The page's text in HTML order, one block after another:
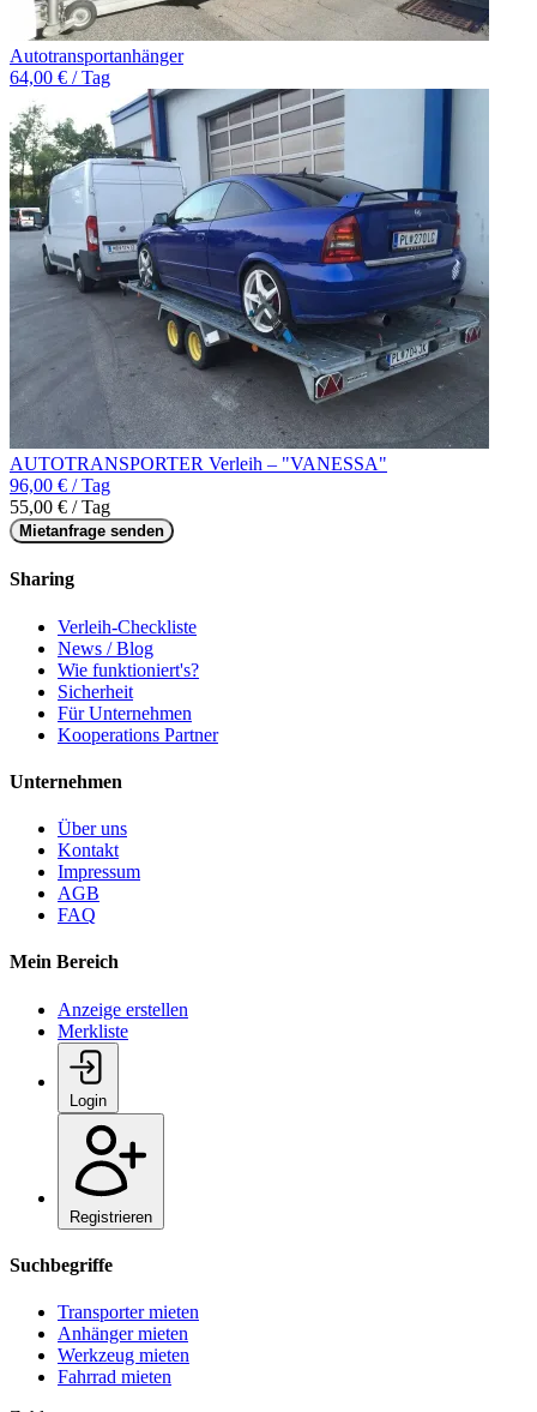
Autotransportanhänger
64,00 € / Tag
AUTOTRANSPORTER Verleih – "VANESSA"
96,00 € / Tag
55,00 € / Tag
Mietanfrage senden
Sharing
Verleih-Checkliste
News / Blog
Wie funktioniert's?
Sicherheit
Für Unternehmen
Kooperations Partner
Unternehmen
Über uns
Kontakt
Impressum
AGB
FAQ
Mein Bereich
Anzeige erstellen
Merkliste
Login
Registrieren
Suchbegriffe
Transporter mieten
Anhänger mieten
Werkzeug mieten
Fahrrad mieten